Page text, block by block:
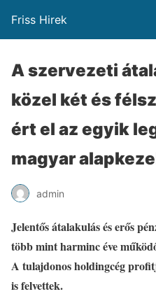
Friss Hirek
A szervezeti
közel két és
ért el az egyik
magyar
admin
Jelentős átalakulás és erős
több mint harminc éve
A tulajdonos holdingcég
is felvettek.